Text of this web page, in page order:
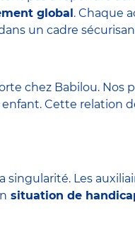
global. Chaque
un cadre
chez Babilou. Nos
Cette relation
singularité. Les
situation de